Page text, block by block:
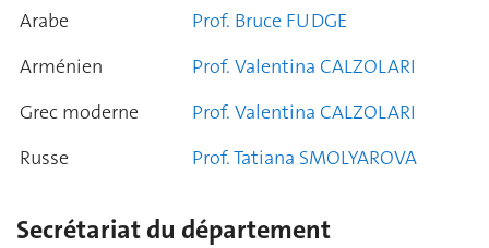
Arabe
Prof. Bruce FUDGE
Arménien
Prof. Valentina CALZOLARI
Grec moderne
Prof. Valentina CALZOLARI
Russe
Prof. Tatiana SMOLYAROVA
Secrétariat du département